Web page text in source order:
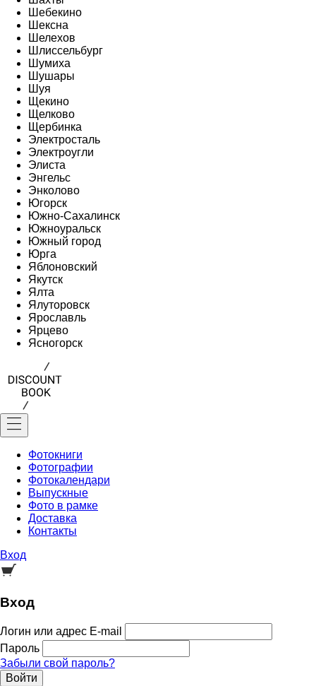
Шебекино
Шексна
Шелехов
Шлиссельбург
Шумиха
Шушары
Шуя
Щекино
Щелково
Щербинка
Электросталь
Электроугли
Элиста
Энгельс
Энколово
Югорск
Южно-Сахалинск
Южноуральск
Южный город
Юрга
Яблоновский
Якутск
Ялта
Ялуторовск
Ярославль
Ярцево
Ясногорск
Фотокниги
Фотографии
Фотокалендари
Выпускные
Фото в рамке
Доставка
Контакты
Вход
Вход
Логин или адрес E-mail
Пароль
Забыли свой пароль?
Войти